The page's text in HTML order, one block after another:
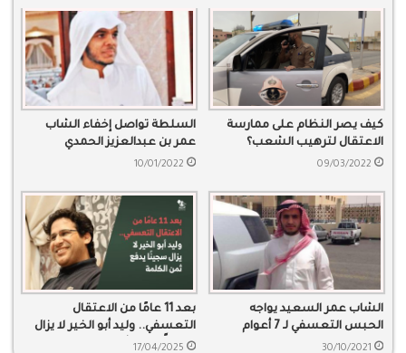
كيف يصر النظام على ممارسة
الاعتقال لترهيب الشعب؟
09/03/2022
السلطة تواصل إخفاء الشاب
عمر بن عبدالعزيز الحمدي
10/01/2022
الشاب عمر السعيد يواجه
الحبس التعسفي لـ 7 أعوام
30/10/2021
بعد 11 عامًا من الاعتقال
التعسفي.. وليد أبو الخير لا يزال
سجينًا يدفع ثمن الكلمة
17/04/2025